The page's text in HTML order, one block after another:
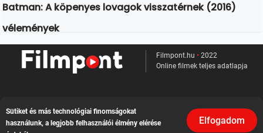
Batman: A köpenyes lovagok visszatérnek (2016)
vélemények
Filmpont.hu• 2022
Online filmek teljes adatlapja
Kapcsolat
Felhasználási feltételek
Sütiket és más technológiai finomságokat
használunk, a legjobb felhasználói élmény elérése
Elfogadom